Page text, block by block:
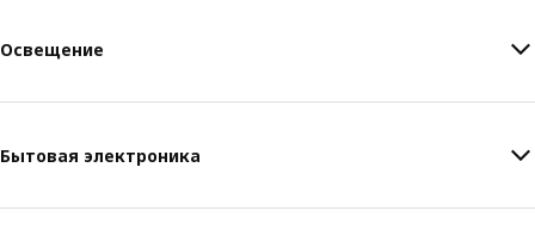
Освещение
Бытовая электроника